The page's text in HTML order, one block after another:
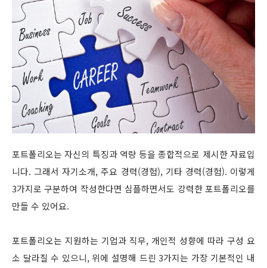
포트폴리오는 자신의 특징과 역량 등을 종합적으로 제시한 자료입
니다. 그래서 자기소개, 주요 경력(경험), 기타 경력(경험). 이렇게
3가지로 구분하여 작성한다면 심플하면서도 강력한 포트폴리오를
만들 수 있어요.
포트폴리오는 지원하는 기업과 직무, 개인적 성향에 따라 구성 요
소 달라질 수 있으니, 위에 설명해 드린 3가지는 가장 기본적인 내